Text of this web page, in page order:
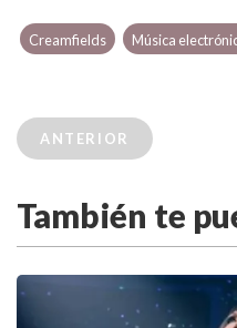
Creamfields Música
ANTERIOR
También te